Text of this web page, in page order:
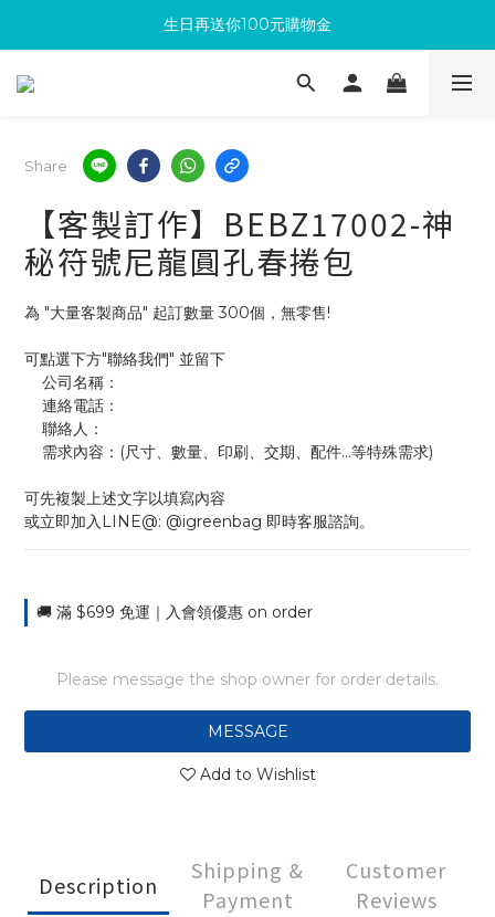
滿300回饋10%購物金
生日再送你100元購物金
加入成為新會員 馬上領取50元購物金
Share
【客製訂作】BEBZ17002-神
秘符號尼龍圓孔春捲包
為 "大量客製商品" 起訂數量 300個，無零售!
可點選下方"聯絡我們" 並留下
    公司名稱：
    連絡電話：
    聯絡人：
    需求內容：(尺寸、數量、印刷、交期、配件...等特殊需求)
可先複製上述文字以填寫內容
或立即加入LINE@: @igreenbag 即時客服諮詢。
🚚 滿 $699 免運｜入會領優惠 on order
Please message the shop owner for order details.
MESSAGE
Add to Wishlist
Description
Shipping &
Payment
Customer
Reviews